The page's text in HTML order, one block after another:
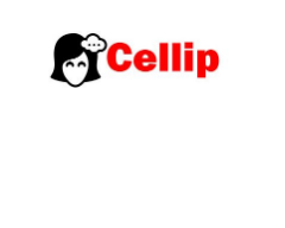
turinio